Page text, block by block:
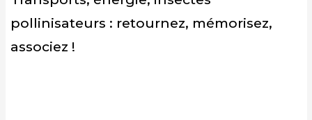
pollinisateurs : retournez, mémorisez,
associez !